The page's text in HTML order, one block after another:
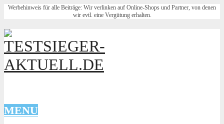
Werbehinweis für alle Beiträge: Wir verlinken auf Online-Shops und Partner, von denen
wir evtl. eine Vergütung erhalten.
MENU